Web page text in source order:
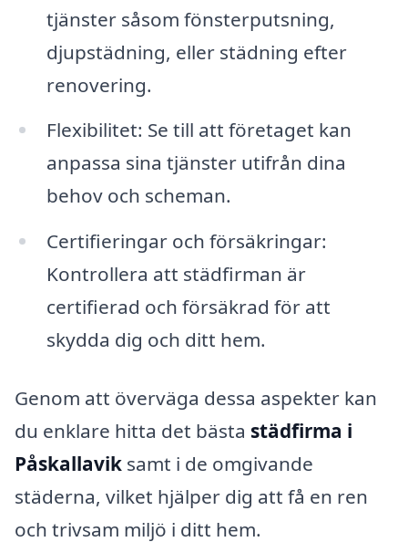
tjänster såsom fönsterputsning,
djupstädning, eller städning efter
renovering.
Flexibilitet: Se till att företaget kan
anpassa sina tjänster utifrån dina
behov och scheman.
Certifieringar och försäkringar:
Kontrollera att städfirman är
certifierad och försäkrad för att
skydda dig och ditt hem.
Genom att överväga dessa aspekter kan
du enklare hitta det bästa städfirma i
Påskallavik samt i de omgivande
städerna, vilket hjälper dig att få en ren
och trivsam miljö i ditt hem.